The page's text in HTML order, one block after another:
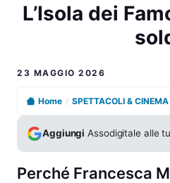
L’Isola dei
23 MAGGIO 2026
Home / SPETTACOLI & CINEMA
Aggiungi Assodigitale alle
Perché Francesca